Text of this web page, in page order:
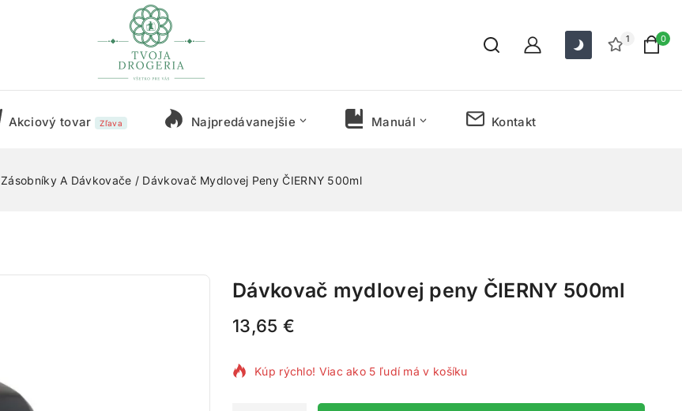
1 0
Akciový tovar Zľava Najpredávanejšie Manuál Kontakt
Zásobníky A Dávkovače / Dávkovač Mydlovej Peny ČIERNY 500ml
Dávkovač mydlovej peny ČIERNY 500ml
13,65 €
15 produktov predaných za posledných 20 hodín
Kúp rýchlo! Viac ako 5 ľudí má v košíku